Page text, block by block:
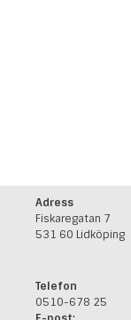
Adress
Fiskaregatan 7
531 60 Lidköping
Telefon
0510-678 25